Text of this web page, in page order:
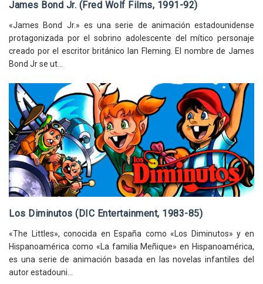
James Bond Jr. (Fred Wolf Films, 1991-92)
«James Bond Jr.» es una serie de animación estadounidense
protagonizada por el sobrino adolescente del mítico personaje
creado por el escritor británico Ian Fleming. El nombre de James
Bond Jr se ut...
Los Diminutos (DIC Entertainment, 1983-85)
«The Littles», conocida en España como «Los Diminutos» y en
Hispanoamérica como «La familia Meñique» en Hispanoamérica,
es una serie de animación basada en las novelas infantiles del
autor estadouni...